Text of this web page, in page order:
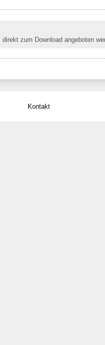
zum Download angeboten
Kontakt